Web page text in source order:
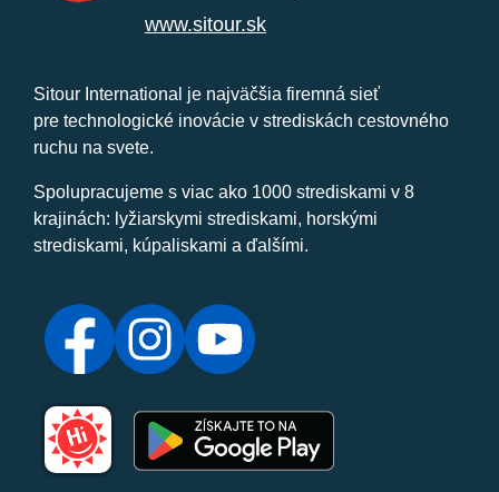
www.sitour.sk
Sitour International je najväčšia firemná sieť
pre technologické inovácie v strediskách cestovného
ruchu na svete.
Spolupracujeme s viac ako 1000 strediskami v 8
krajinách: lyžiarskymi strediskami, horskými
strediskami, kúpaliskami a ďalšími.